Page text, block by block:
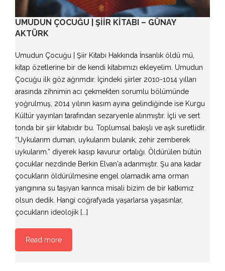
UMUDUN ÇOCUĞU | ŞIIR KITABI – GÜNAY
AKTÜRK
Umudun Çocuğu | Şiir Kitabı Hakkında İnsanlık öldü mü,
kitap özetlerine bir de kendi kitabımızı ekleyelim. Umudun
Çocuğu ilk göz ağrımdır. İçindeki şiirler 2010-1014 yılları
arasında zihnimin acı çekmekten sorumlu bölümünde
yoğrulmuş, 2014 yılının kasım ayına gelindiğinde ise Kurgu
Kültür yayınları tarafından sezaryenle alınmıştır. İçli ve sert
tonda bir şiir kitabıdır bu. Toplumsal bakışlı ve aşk suretlidir.
“Uykularım duman, uykularım bulanık, zehir zemberek
uykularım.” diyerek kasıp kavurur ortalığı. Öldürülen bütün
çocuklar nezdinde Berkin Elvan'a adanmıştır. Şu ana kadar
çocukların öldürülmesine engel olamadık ama orman
yangınına su taşıyan karınca misali bizim de bir katkımız
olsun dedik. Hangi coğrafyada yaşarlarsa yaşasınlar,
çocukların ideolojik [...]
Read more